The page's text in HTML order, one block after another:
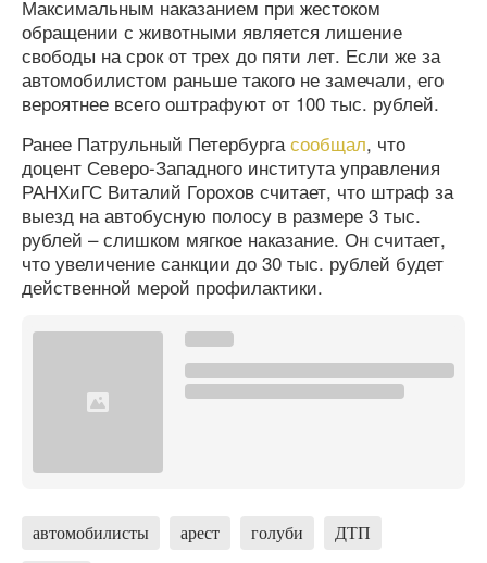
Максимальным наказанием при жестоком
обращении с животными является лишение
свободы на срок от трех до пяти лет. Если же за
автомобилистом раньше такого не замечали, его
вероятнее всего оштрафуют от 100 тыс. рублей.
Ранее Патрульный Петербургасообщал, что
доцент Северо-Западного института управления
РАНХиГС Виталий Горохов считает, что штраф за
выезд на автобусную полосу в размере 3 тыс.
рублей – слишком мягкое наказание. Он считает,
что увеличение санкции до 30 тыс. рублей будет
действенной мерой профилактики.
автомобилисты арест голуби
ДТП